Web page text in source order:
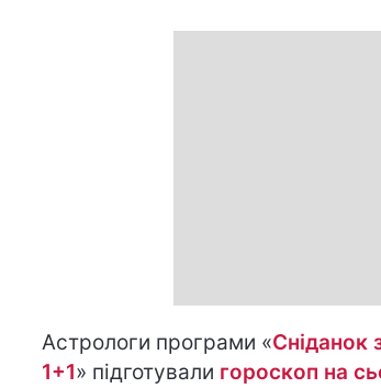
Астрологи програми «Сніданок
1+1» підготували гороскоп на